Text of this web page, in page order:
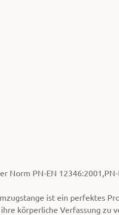
Norm PN-EN
ist ein perfektes
körperliche Verfassung zu